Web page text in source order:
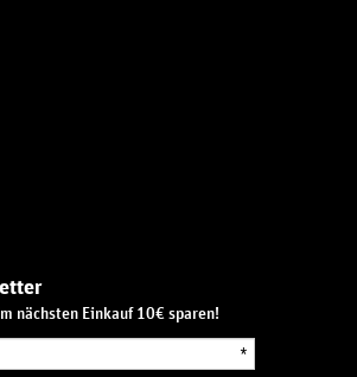
nächsten Einkauf 10€ sparen!
*